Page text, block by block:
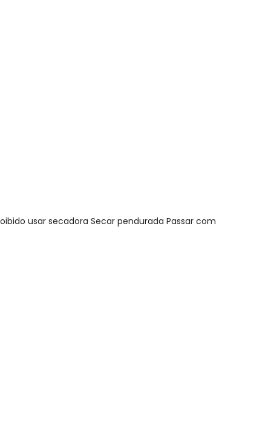
usar secadora Secar pendurada Passar com